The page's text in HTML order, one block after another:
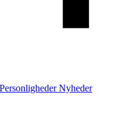
Personligheder Nyheder